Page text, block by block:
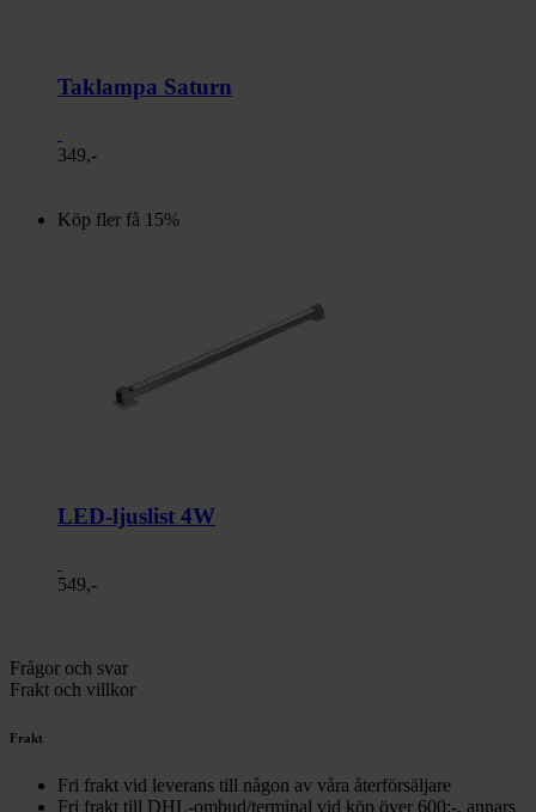
Taklampa Saturn
349,-
Köp fler få 15%
LED-ljuslist 4W
549,-
Frågor och svar
Frakt och villkor
Frakt
Fri frakt vid leverans till någon av våra återförsäljare
Fri frakt till DHL-ombud/terminal vid köp över 600:-, annars